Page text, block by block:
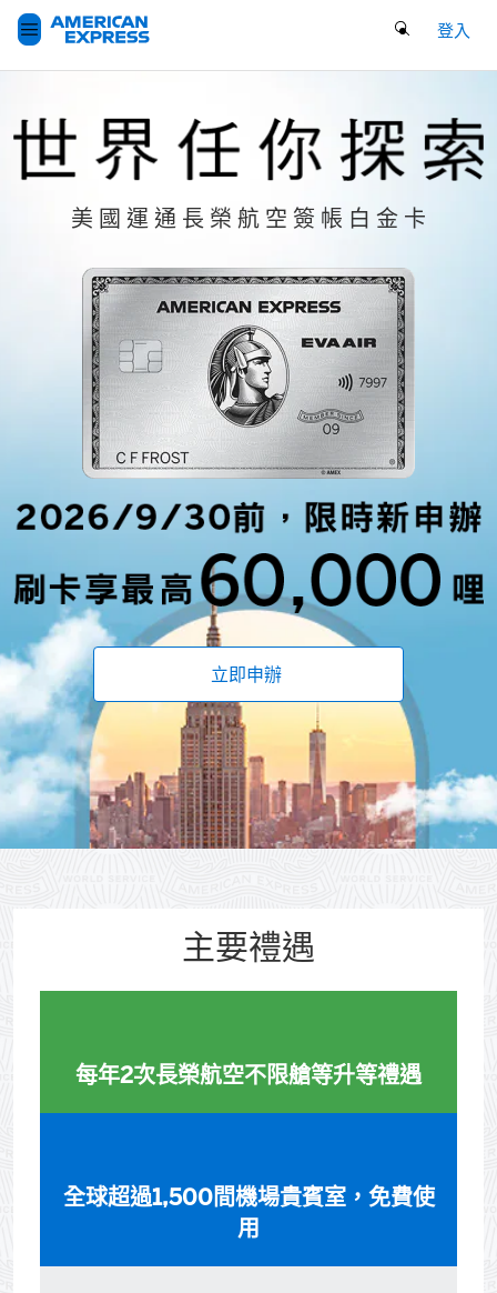
Search Button
登入
美 國 運 通 長 榮 航 空 簽 帳 白 金 卡
立即申辦 (opens new window)
主要禮遇
每年2次長榮航空不限艙等升等禮遇
全球超過1,500間機場貴賓室，免費使
用